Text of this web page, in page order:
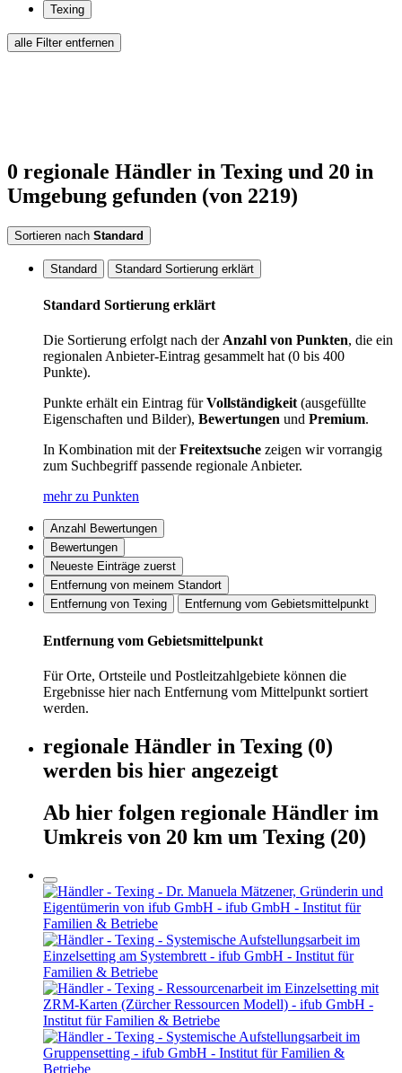
Texing
alle Filter entfernen
0 regionale Händler in Texing und 20 in
Umgebung gefunden (von 2219)
Sortieren nach Standard
Standard Standard Sortierung erklärt
Standard Sortierung erklärt
Die Sortierung erfolgt nach der Anzahl von Punkten, die ein
regionalen Anbieter-Eintrag gesammelt hat (0 bis 400
Punkte).
Punkte erhält ein Eintrag fürVollständigkeit (ausgefüllte
Eigenschaften und Bilder), Bewertungen und Premium.
In Kombination mit derFreitextsuche zeigen wir vorrangig
zum Suchbegriff passende regionale Anbieter.
mehr zu Punkten
Anzahl Bewertungen
Bewertungen
Neueste Einträge zuerst
Entfernung von meinem Standort
Entfernung von Texing
Entfernung vom Gebietsmittelpunkt
Entfernung vom Gebietsmittelpunkt
Für Orte, Ortsteile und Postleitzahlgebiete können die
Ergebnisse hier nach Entfernung vom Mittelpunkt sortiert
werden.
regionale Händler in Texing (0)
werden bis hier angezeigt
Ab hier folgen regionale Händler im
Umkreis von 20 km um Texing (20)